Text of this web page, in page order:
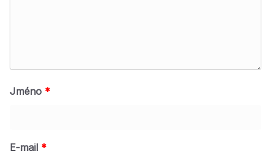
Jméno *
E-mail *